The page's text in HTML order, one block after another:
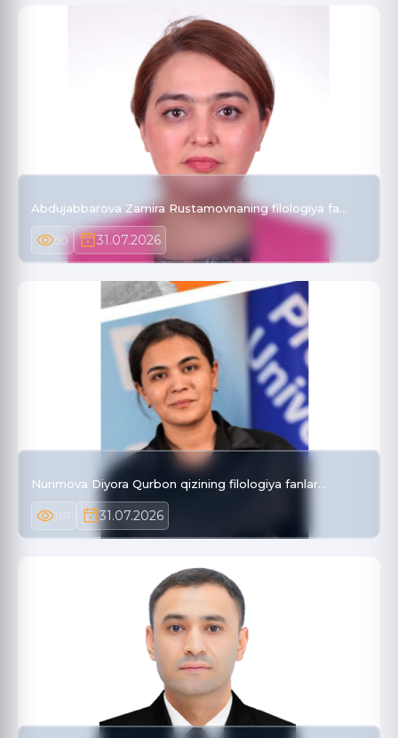
Abdujabbarova Zamira Rustamovnaning filologiya fa…
50 31.07.2026
Nurimova Diyora Qurbon qizining filologiya fanlar…
31.07.2026